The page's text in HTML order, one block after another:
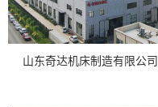
山东奇达机床制造有限公司